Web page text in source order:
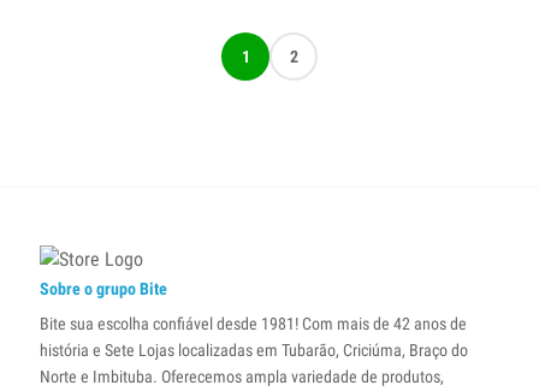
1 2
Sobre o grupo Bite
Bite sua escolha confiável desde 1981! Com mais de 42 anos de
história e Sete Lojas localizadas em Tubarão, Criciúma, Braço do
Norte e Imbituba. Oferecemos ampla variedade de produtos,